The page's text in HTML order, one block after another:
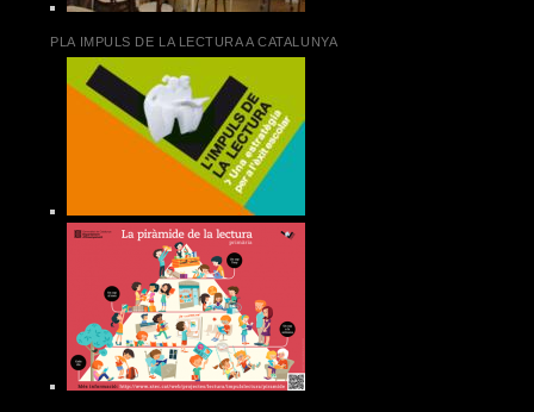
PLA IMPULS DE LA LECTURA A CATALUNYA